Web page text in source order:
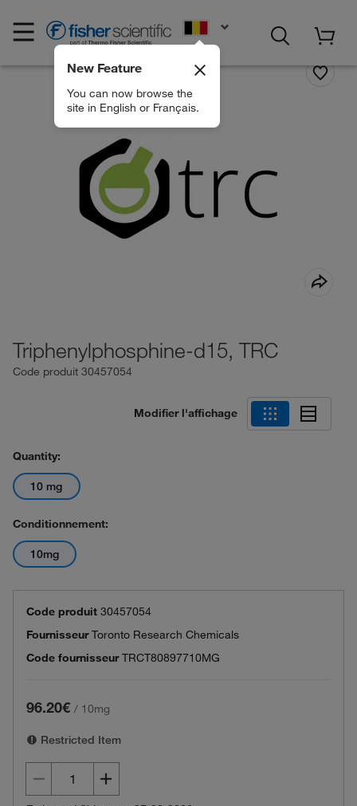
New Feature
You can now browse the
site in English or Français.
Triphenylphosphine-d15, TRC
Code produit 30457054
Modifier l'affichage
Quantity:
10 mg
Conditionnement:
10mg
Code produit 30457054
FournisseurToronto Research Chemicals
Code fournisseur TRCT80897710MG
96.20€ / 10mg
Restricted Item